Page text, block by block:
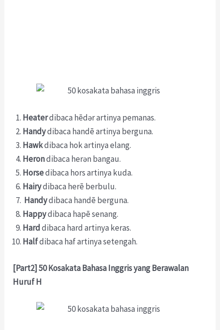
Heaterdibaca hēdər artinya pemanas.
Handydibaca handē artinya berguna.
Hawkdibaca hok artinya elang.
Herondibaca herən bangau.
Horsedibaca hors artinya kuda.
Hairydibaca herē berbulu.
Handydibaca handē berguna.
Happydibaca hapē senang.
Harddibaca hard artinya keras.
Halfdibaca haf artinya setengah.
[Part2] 50 Kosakata Bahasa Inggris yang Berawalan
Huruf H